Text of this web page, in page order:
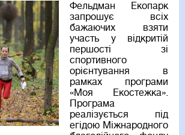
Фельдман Екопарк
запрошує всіх
бажаючих взяти
участь у відкритій
першості зі
спортивного
орієнтування в
рамках програми
«Моя Екостежка».
Програма
реалізується під
егідою Міжнародного